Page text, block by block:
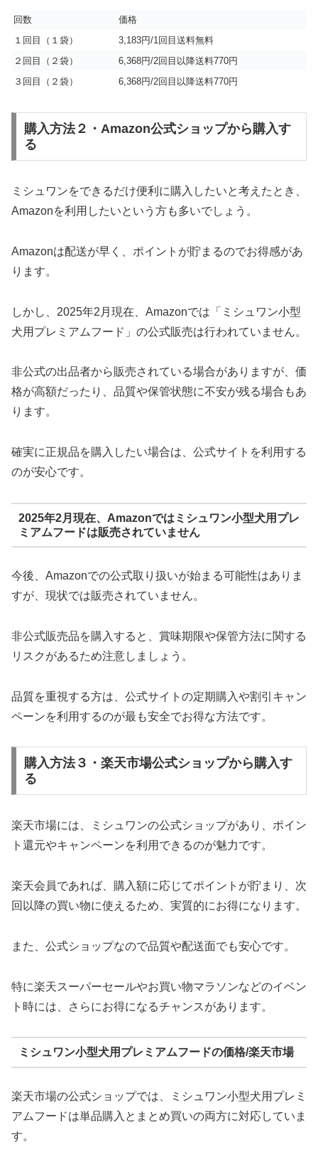
回数
価格
１回目（１袋）
3,183円/1回目送料無料
２回目（２袋）
6,368円/2回目以降送料770円
３回目（２袋）
6,368円/2回目以降送料770円
購入方法２・Amazon公式ショップから購入す
る
ミシュワンをできるだけ便利に購入したいと考えたとき、
Amazonを利用したいという方も多いでしょう。
Amazonは配送が早く、ポイントが貯まるのでお得感があ
ります。
しかし、2025年2月現在、Amazonでは「ミシュワン小型
犬用プレミアムフード」の公式販売は行われていません。
非公式の出品者から販売されている場合がありますが、価
格が高額だったり、品質や保管状態に不安が残る場合もあ
ります。
確実に正規品を購入したい場合は、公式サイトを利用する
のが安心です。
2025年2月現在、Amazonではミシュワン小型犬用プレ
ミアムフードは販売されていません
今後、Amazonでの公式取り扱いが始まる可能性はありま
すが、現状では販売されていません。
非公式販売品を購入すると、賞味期限や保管方法に関する
リスクがあるため注意しましょう。
品質を重視する方は、公式サイトの定期購入や割引キャン
ペーンを利用するのが最も安全でお得な方法です。
購入方法３・楽天市場公式ショップから購入す
る
楽天市場には、ミシュワンの公式ショップがあり、ポイン
ト還元やキャンペーンを利用できるのが魅力です。
楽天会員であれば、購入額に応じてポイントが貯まり、次
回以降の買い物に使えるため、実質的にお得になります。
また、公式ショップなので品質や配送面でも安心です。
特に楽天スーパーセールやお買い物マラソンなどのイベン
ト時には、さらにお得になるチャンスがあります。
ミシュワン小型犬用プレミアムフードの価格/楽天市場
楽天市場の公式ショップでは、ミシュワン小型犬用プレミ
アムフードは単品購入とまとめ買いの両方に対応していま
す。